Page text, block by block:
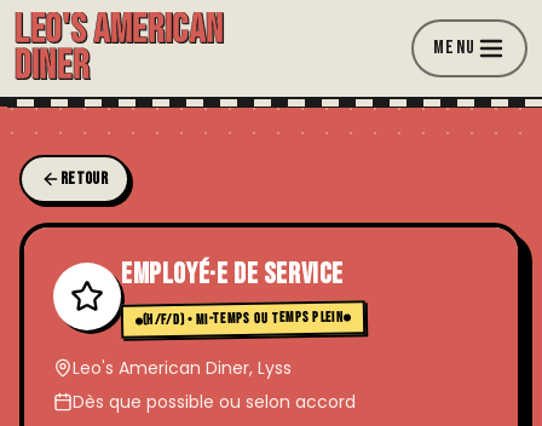
LEO'S AMERICAN
DINER MENU
RETOUR
Employé·e de service
(H/F/D) • MI-TEMPS OU TEMPS PLEIN
Leo's American Diner, Lyss
Dès que possible ou selon accord